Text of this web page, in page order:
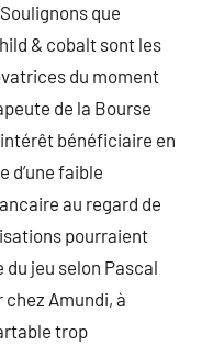
que
& cobalt sont les
du moment
de la Bourse
bénéficiaire en
d’une faible
au regard de
pourraient
jeu selon Pascal
Amundi, à
trop